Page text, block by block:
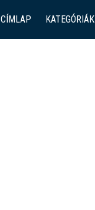
CÍMLAP KATEGÓRIÁK